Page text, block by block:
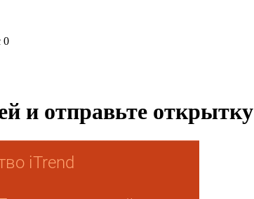
0
и отправьте открытку